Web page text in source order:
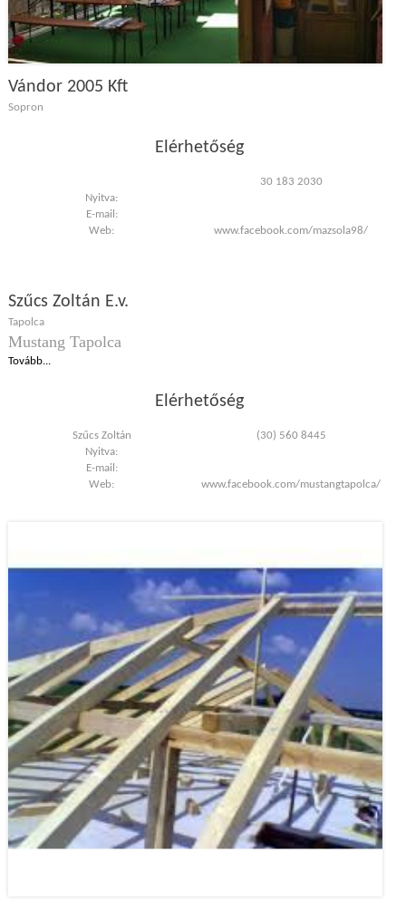
Vándor 2005 Kft
Sopron
Elérhetőség
30 183 2030
Nyitva:
E-mail:
Web:
www.facebook.com/mazsola98/
Szűcs Zoltán E.v.
Tapolca
Mustang Tapolca
Tovább...
Elérhetőség
Szűcs Zoltán
(30) 560 8445
Nyitva:
E-mail:
Web:
www.facebook.com/mustangtapolca/